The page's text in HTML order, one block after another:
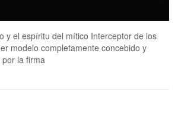
y el espíritu del mítico Interceptor de los
modelo completamente concebido y
la firma